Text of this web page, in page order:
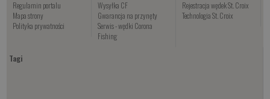
Regulamin portalu
Mapa strony
Polityka prywatności
Wysyłka CF
Gwarancja na przynęty
Serwis - wędki Corona
Fishing
Rejestracja wędek St. Croix
Technologia St. Croix
Tagi